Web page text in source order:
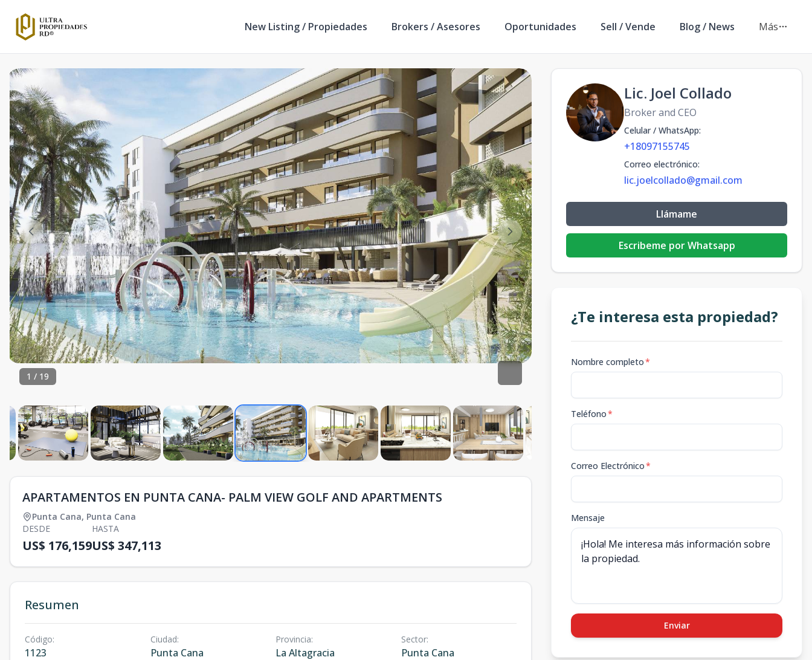
New Listing / Propiedades Brokers / Asesores Oportunidades Sell / Vende Blog / News Más
1 / 19
APARTAMENTOS EN PUNTA CANA- PALM VIEW GOLF AND APARTMENTS
Punta Cana, Punta Cana
DESDE
US$ 176,159
HASTA
US$ 347,113
Resumen
Código:
1123
Ciudad:
Punta Cana
Provincia:
La Altagracia
Sector:
Punta Cana
Lic. Joel Collado
Broker and CEO
Celular / WhatsApp:
+18097155745
Correo electrónico:
lic.joelcollado@gmail.com
Llámame
Escribeme por Whatsapp
¿Te interesa esta propiedad?
Nombre completo*
Teléfono*
Correo Electrónico*
Mensaje
Enviar